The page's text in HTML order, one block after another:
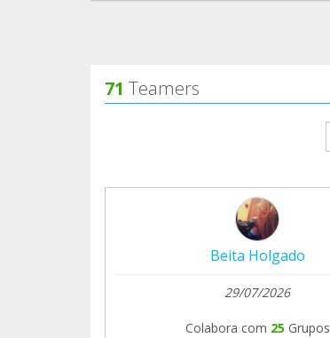
71 Teamers
Beita Holgado
29/07/2026
Colabora com 25 Grupos